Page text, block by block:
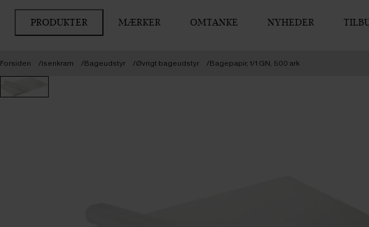
PRODUKTER MÆRKER OMTANKE NYHEDER
Forsiden Isenkram Bageudstyr Øvrigt bageudstyr Bagepapir, 1/1 GN, 500 ark